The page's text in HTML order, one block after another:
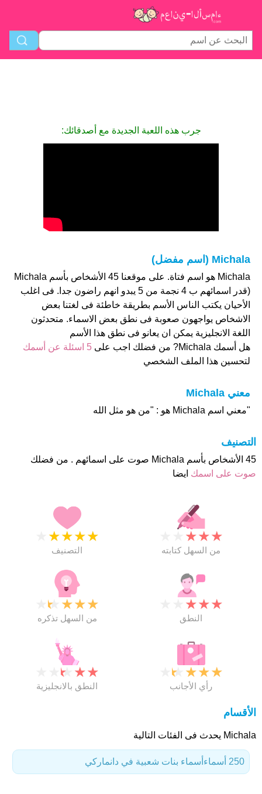
جرب هذه اللعبة الجديدة مع أصدقائك:
Michala (اسم مفضل)
Michala هو اسم فتاة. على موقعنا 45 الأشخاص بأسم Michala
(قدر اسمائهم ب 4 نجمة من 5 يبدو انهم راضون جدا. فى اغلب
الأحيان يكتب الناس الأسم بطريقة خاطئة فى لغتنا بعض
الاشخاص يواجهون صعوبة فى نطق بعض الاسماء. متحدثون
اللغة الانجليزية يمكن ان يعانو فى نطق هذا الأسم
هل أسمك Michala? من فضلك اجب على
5 اسئلة عن أسمك
لتحسين هذا الملف الشخصي
معني Michala
"معني اسم Michala هو : "من هو مثل الله
التصنيف
45 الأشخاص بأسم Michala صوت على اسمائهم . من فضلك
صوت على اسمك ايضا
★
★
★
★
التصنيف
★
★
★
من السهل كتابته
★
★
★
★
من السهل تذكره
★
★
★
النطق
★
★
★
النطق بالانجليزية
★
★
★
★
رأي الأجانب
الأقسام
Michala يحدث فى الفئات التالية
أسماء بنات شعبية في دانماركي 250 أسماء